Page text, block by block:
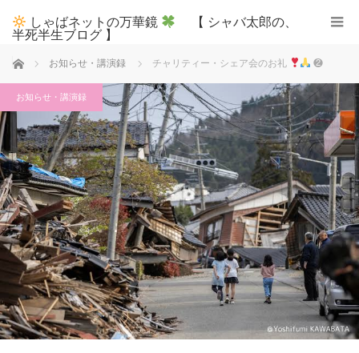
しゃばネットの万華鏡
【 シャバ太郎の、
半死半生ブログ 】
ホーム お知らせ・講演録 チャリティー・シェア会のお礼 ❷
お知らせ・講演録